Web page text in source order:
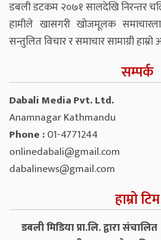
डबली डटकम २०७१ सालदेखि निरन्तर
हामीले खासगरी खोजमूलक
सन्तुलित विचार र समाचार सामाग्री
सम्पर्क
Dabali Media Pvt. Ltd.
Anamnagar Kathmandu
Phone :01-4771244
onlinedabali@gmail.com
dabalinews@gmail.com
हाम्रो टिम
डबली मिडिया प्रा.लि. द्वारा संचालित